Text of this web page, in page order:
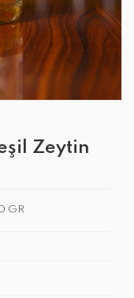
Zeytin
GR